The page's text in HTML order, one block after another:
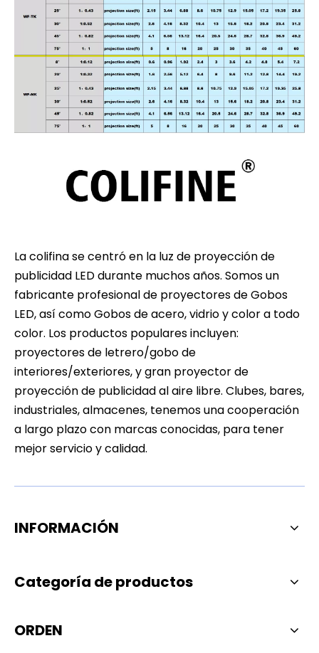
La colifina se centró en la luz de proyección de
publicidad LED durante muchos años. Somos un
fabricante profesional de proyectores de Gobos
LED, así como Gobos de acero, vidrio y color a todo
color. Los productos populares incluyen:
proyectores de letrero/gobo de
interiores/exteriores, y gran proyector de
proyección de publicidad al aire libre. Clubes, bares,
industriales, almacenes, tenemos una cooperación
a largo plazo con marcas conocidas, para tener
mejor servicio y calidad.
INFORMACIÓN
Categoría de productos
ORDEN